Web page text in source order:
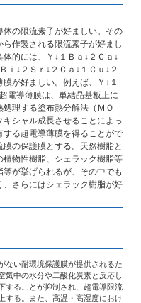
の限流素子が好ましい。その
作製される限流素子が好まし
的には、Ｙ↓１Ｂａ↓２Ｃａ↓
ｉ↓２Ｓｒ↓２Ｃａ↓１Ｃｕ↓２
が好ましい。例えば、Ｙ↓１
電導薄膜は、単結晶基板上に
理する塗布熱分解法（ＭＯ
シャル成長させることによっ
る超電導薄膜を得ることがで
の保護膜とする。天然樹脂と
物性樹脂、シェラック樹脂等
が挙げられるが、その中でも
さらにはシェラック樹脂が好
ない耐環境保護膜が提供されるた
気中の水分や二酸化炭素と反応し
することが抑制され、超電導限流
する。また、高温・高湿度におけ